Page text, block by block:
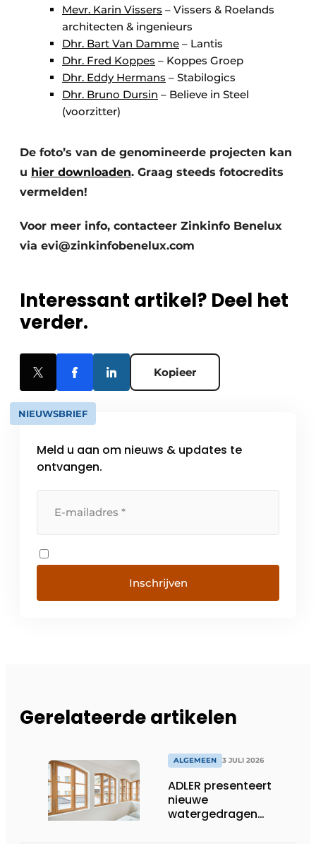
Mevr. Karin Vissers – Vissers & Roelands
architecten & ingenieurs
Dhr. Bart Van Damme – Lantis
Dhr. Fred Koppes – Koppes Groep
Dhr. Eddy Hermans – Stabilogics
Dhr. Bruno Dursin – Believe in Steel
(voorzitter)
De foto’s van de genomineerde projecten kan
u hier downloaden. Graag steeds fotocredits
vermelden!
Voor meer info, contacteer Zinkinfo Benelux
via evi@zinkinfobenelux.com
Interessant artikel? Deel het
verder.
Kopieer
NIEUWSBRIEF
Meld u aan om nieuws & updates te
ontvangen.
Inschrijven
Gerelateerde artikelen
ALGEMEEN 3 JULI 2026
ADLER presenteert
nieuwe
watergedragen